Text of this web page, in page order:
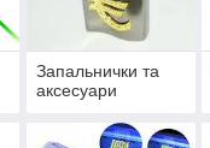
Запальнички та
аксесуари